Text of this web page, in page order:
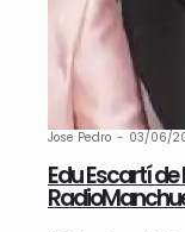
Edu Escartí
Jose Pedro 03/06/